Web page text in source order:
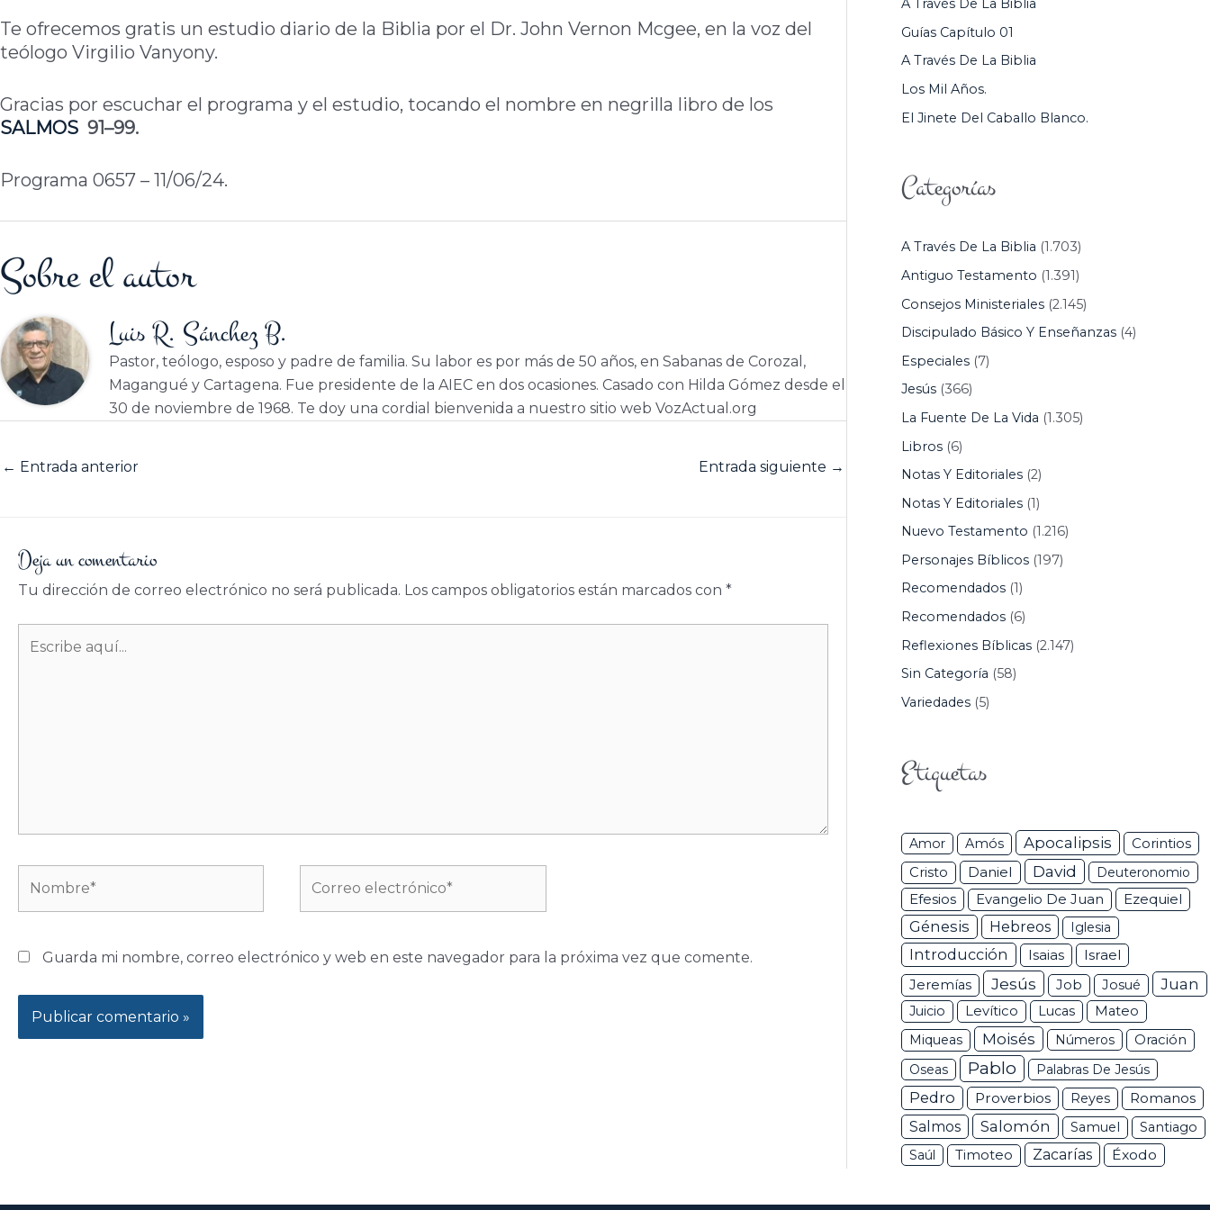
Te ofrecemos gratis un estudio diario de la Biblia por el Dr. John Vernon Mcgee, en la voz del
teólogo Virgilio Vanyony.
Gracias por escuchar el programa y el estudio, tocando el nombre en negrilla libro de los
SALMOS 91–99.
Programa 0657 – 11/06/24.
Sobre el autor
Luis R. Sánchez B.
Pastor, teólogo, esposo y padre de familia. Su labor es por más de 50 años, en Sabanas de Corozal,
Magangué y Cartagena. Fue presidente de la AIEC en dos ocasiones. Casado con Hilda Gómez desde el
30 de noviembre de 1968. Te doy una cordial bienvenida a nuestro sitio web VozActual.org
← Entrada anterior Entrada siguiente →
Deja un comentario
Tu dirección de correo electrónico no será publicada. Los campos obligatorios están marcados con *
aquí...
electrónico*
Guarda mi nombre, correo electrónico y web en este navegador para la próxima vez que comente.
R
:
A Través De La Biblia
Guías Capítulo 01
A Través De La Biblia
Los Mil Años.
El Jinete Del Caballo Blanco.
Categorías
A Través De La Biblia (1.703)
Antiguo Testamento (1.391)
Consejos Ministeriales(2.145)
Discipulado Básico Y Enseñanzas(4)
Especiales(7)
Jesús(366)
La Fuente De La Vida (1.305)
Libros(6)
Notas Y Editoriales(2)
Notas Y Editoriales(1)
Nuevo Testamento (1.216)
Personajes Bíblicos(197)
Recomendados(1)
Recomendados(6)
Reflexiones Bíblicas(2.147)
Sin Categoría (58)
Variedades(5)
Etiquetas
Amor Amós Apocalipsis Corintios
Cristo Daniel David Deuteronomio
Efesios Evangelio De Juan Ezequiel
Génesis Hebreos Iglesia
Introducción Isaias Israel
Jeremías Jesús Job Josué Juan
Juicio Levítico Lucas
Mateo
Miqueas
Moisés Números
Oración
Oseas
Pablo Palabras De Jesús
Pedro Proverbios Reyes
Romanos
Salmos
Salomón Samuel
Santiago
Saúl
Timoteo Zacarías Éxodo